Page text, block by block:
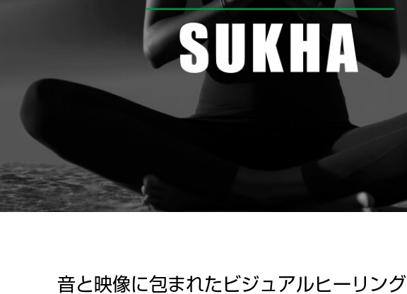
音と映像に包まれた ビジュアルヒーリング